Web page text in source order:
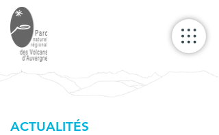
ACTUALITÉS